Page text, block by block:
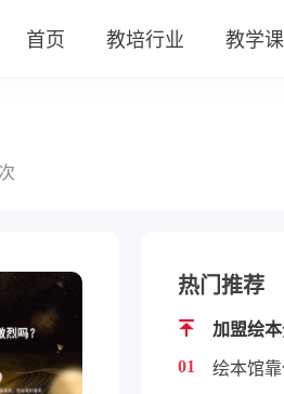
首页 教培行业 教学
次
热门推荐
01
绘本馆靠